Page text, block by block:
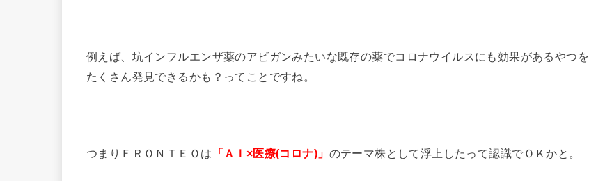
例えば、坑インフルエンザ薬のアビガンみたいな既存の薬でコロナウイルスにも効果があるやつを
たくさん発見できるかも？ってことですね。
つまりＦＲＯＮＴＥＯは 「ＡＩ×医療(コロナ)」 のテーマ株として浮上したって認識でＯＫかと。